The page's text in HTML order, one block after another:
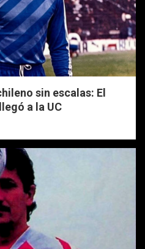
sin escalas: El
a la UC